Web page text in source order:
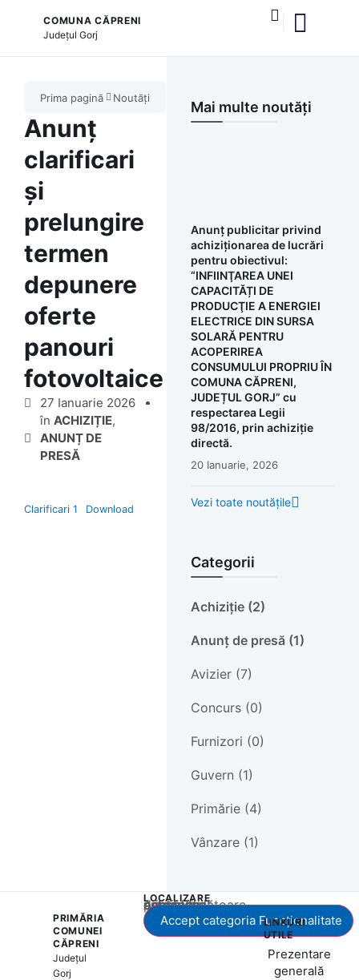
COMUNA CĂPRENI
JudețulGorj
Prima pagină Noutăți
Anunț
clarificari
și
prelungire
termen
depunere
oferte
panouri
fotovoltaice
27 Ianuarie 2026
în ACHIZIȚIE,
ANUNȚ DE
PRESĂ
Clarificari 1 Download
Mai multe noutăți
Anunț publicitar privind
achiziționarea de lucrări
pentru obiectivul:
“INFIINŢAREA UNEI
CAPACITĂȚI DE
PRODUCŢIE A ENERGIEI
ELECTRICE DIN SURSA
SOLARĂ PENTRU
ACOPERIREA
CONSUMULUI PROPRIU ÎN
COMUNA CĂPRENI,
JUDEȚUL GORJ” cu
respectarea Legii
98/2016, prin achiziție
directă.
20 Ianuarie, 2026
Vezi toate noutățile
Categorii
Achiziție (2)
Anunț de presă (1)
Avizier (7)
Concurs (0)
Furnizori (0)
Guvern (1)
Primărie (4)
Vânzare (1)
PRIMĂRIA
COMUNEI
CĂPRENI
Județul
Gorj
LOCALIZARE
Acest conținut este blocat până când acceptați categoria corespunzătoare de cookie-uri.
Accept categoria Funcționalitate
LINKURI
UTILE
Prezentare
generală